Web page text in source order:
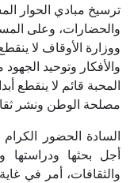
ترسيخ مبادي الحوار
والحضارات، وعلى
ووزارة الأوقاف لا
والأفكار وتوحيد
المحبة قائم لا ينقطع
مصلحة الوطن ونشر
السادة الحضور
أجل بحثها ودراستها
والثقافات، أمر في